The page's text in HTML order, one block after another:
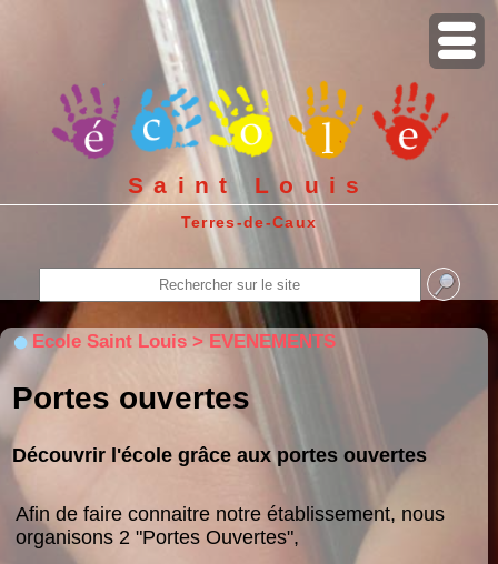
Saint Louis
Terres-de-Caux
Ecole Saint Louis > EVENEMENTS
Portes ouvertes
Découvrir l'école grâce aux portes ouvertes
Afin de faire connaitre notre établissement, nous
organisons 2 "Portes Ouvertes",